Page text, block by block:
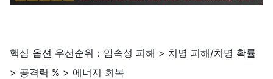
핵심 옵션 우선순위：암속성 피해 > 치명 피해/치명 확률
> 공격력 % > 에너지 회복